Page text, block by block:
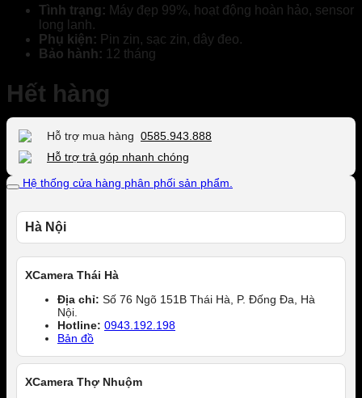
Tình trạng: Máy đẹp 99%, hoạt động hoàn hảo, sensor
long lanh.
Phụ kiện: Pin zin, sạc zin, dây đeo.
Bảo hành: 12 tháng
Hết hàng
Hỗ trợ mua hàng 0585.943.888
Hỗ trợ trả góp nhanh chóng
Hệ thống cửa hàng phân phối sản phẩm.
Hà Nội
XCamera Thái Hà
Địa chỉ: Số 76 Ngõ 151B Thái Hà, P. Đống Đa, Hà
Nội.
Hotline: 0943.192.198
Bản đồ
XCamera Thợ Nhuộm